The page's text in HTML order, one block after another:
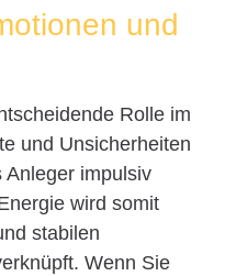
und
Rolle im
und Unsicherheiten
Anleger impulsiv
wird somit
stabilen
Wenn Sie